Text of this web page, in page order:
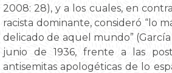
2008: 28), y a los cuales, en
racista dominante, consideró “lo
delicado de aquel mundo” (García
junio de 1936, frente a las
antisemitas apologéticas de lo